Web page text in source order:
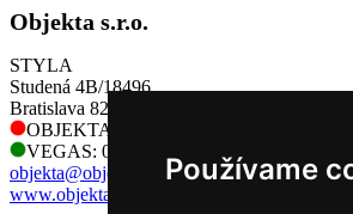
Používame
Objekta s.r.o.
STYLA
Studená 4B/18496
Bratislava 821 04
OBJEKTA: 0905 730 128
VEGAS: 0905 730 128
objekta@objekta.sk
www.objekta.sk